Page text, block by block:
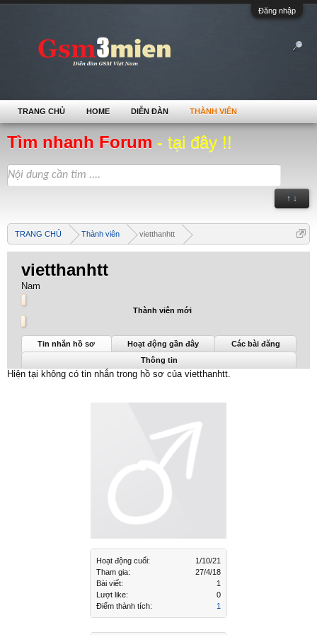
Đăng nhập
Tìm nhanh Forum - tại đây !!
↑ ↓
TRANG CHỦ Thành viên vietthanhtt
Hoạt động cuối:
1/10/21
Tham gia:
27/4/18
Bài viết:
1
Lượt like:
0
Điểm thành tích:
1
vietthanhtt
Nam
Thành viên mới
vietthanhtt được nhìn thấy lần cuối: 1/10/21
Tin nhắn hồ sơ Hoạt động gần đây
Các bài đăng
Thông tin
Hiện tại không có tin nhắn trong hồ sơ của vietthanhtt.
TRANG CHỦ HOME DIỄN ĐÀN THÀNH VIÊN